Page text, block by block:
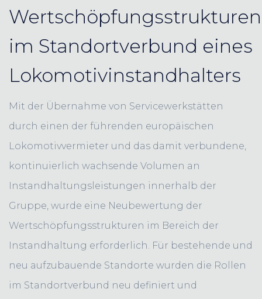
Wertschöpfungsstrukturen
im Standortverbund eines
Lokomotivinstandhalters
Mit der Übernahme von Servicewerkstätten
durch einen der führenden europäischen
Lokomotivvermieter und das damit verbundene,
kontinuierlich wachsende Volumen an
Instandhaltungsleistungen innerhalb der
Gruppe, wurde eine Neubewertung der
Wertschöpfungsstrukturen im Bereich der
Instandhaltung erforderlich. Für bestehende und
neu aufzubauende Standorte wurden die Rollen
im Standortverbund neu definiert und